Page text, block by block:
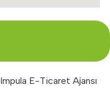
Impula E-Ticaret Ajansı